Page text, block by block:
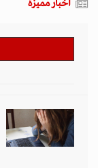
أخبار مميزة